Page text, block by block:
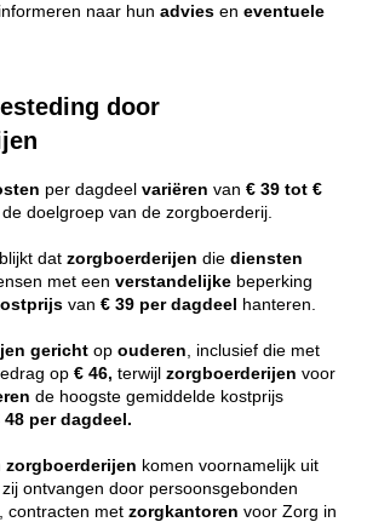
naar hun advies en eventuele
door
per dagdeel variëren van € 39 tot €
de doelgroep van de zorgboerderij.
dat zorgboerderijen die diensten
met een verstandelijke beperking
van € 39 per dagdeel hanteren.
gericht op ouderen , inclusief die met
op € 46, terwijl zorgboerderijen voor
de hoogste gemiddelde kostprijs
48 per dagdeel.
zorgboerderijen komen voornamelijk uit
ontvangen door persoonsgebonden
contracten met zorgkantoren voor Zorg in